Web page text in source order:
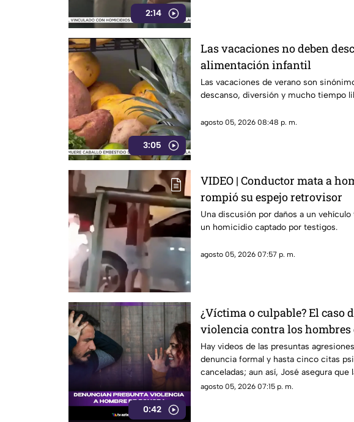
2:14
3:05
Las vacaciones no deben
alimentación infantil
Las vacaciones de verano son
descanso, diversión y mucho tiempo
agosto 05, 2026 08:48 p. m.
VIDEO | Conductor mata a
rompió su espejo retrovisor
Una discusión por daños a un
un homicidio captado por testigos.
agosto 05, 2026 07:57 p. m.
0:42
¿Víctima o culpable? El caso
violencia contra los hombres
que está generando
redes sociales
Hay videos de las presuntas
denuncia formal y hasta cinco citas
canceladas; aun así, José asegura que
sigue sin llegar.
agosto 05, 2026 07:15 p. m.